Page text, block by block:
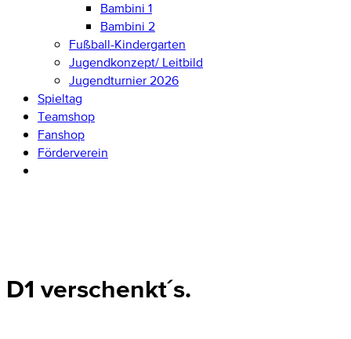
Bambini 1
Bambini 2
Fußball-Kindergarten
Jugendkonzept/ Leitbild
Jugendturnier 2026
Spieltag
Teamshop
Fanshop
Förderverein
D1 verschenkt´s.